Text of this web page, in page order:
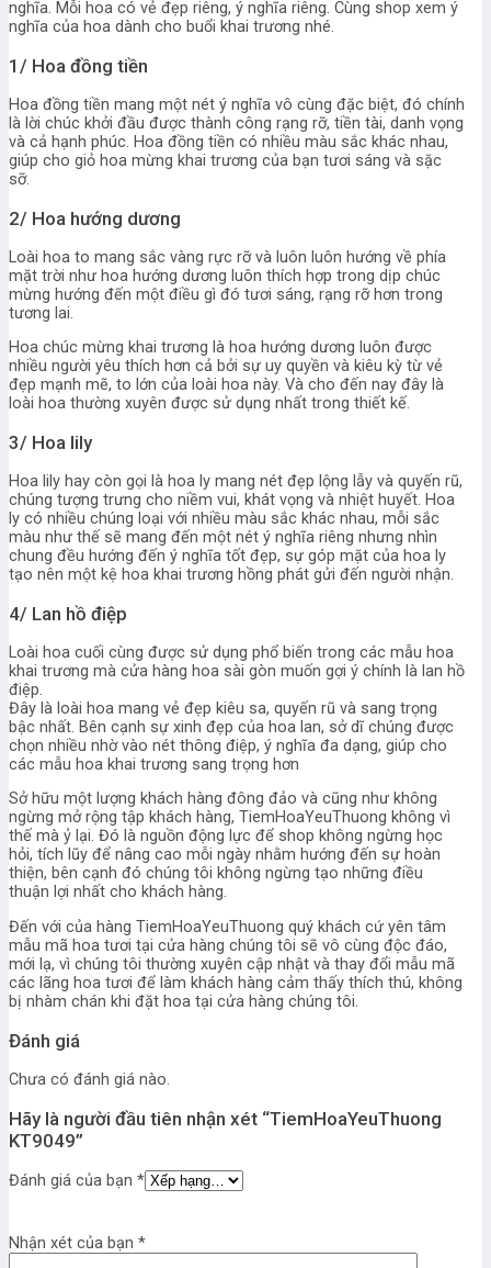
nghĩa. Mỗi hoa có vẻ đẹp riêng, ý nghĩa riêng. Cùng shop xem ý
nghĩa của hoa dành cho buổi khai trương nhé.
1/ Hoa đồng tiền
Hoa đồng tiền mang một nét ý nghĩa vô cùng đặc biệt, đó chính
là lời chúc khởi đầu được thành công rạng rỡ, tiền tài, danh vọng
và cả hạnh phúc. Hoa đồng tiền có nhiều màu sắc khác nhau,
giúp cho giỏ hoa mừng khai trương của bạn tươi sáng và sặc
sỡ.
2/ Hoa hướng dương
Loài hoa to mang sắc vàng rực rỡ và luôn luôn hướng về phía
mặt trời như hoa hướng dương luôn thích hợp trong dịp chúc
mừng hướng đến một điều gì đó tươi sáng, rạng rỡ hơn trong
tương lai.
Hoa chúc mừng khai trương là hoa hướng dương luôn được
nhiều người yêu thích hơn cả bởi sự uy quyền và kiêu kỳ từ vẻ
đẹp mạnh mẽ, to lớn của loài hoa này. Và cho đến nay đây là
loài hoa thường xuyên được sử dụng nhất trong thiết kế.
3/ Hoa lily
Hoa lily hay còn gọi là hoa ly mang nét đẹp lộng lẫy và quyến rũ,
chúng tượng trưng cho niềm vui, khát vọng và nhiệt huyết. Hoa
ly có nhiều chúng loại với nhiều màu sắc khác nhau, mỗi sắc
màu như thế sẽ mang đến một nét ý nghĩa riêng nhưng nhìn
chung đều hướng đến ý nghĩa tốt đẹp, sự góp mặt của hoa ly
tạo nên một kệ hoa khai trương hồng phát gửi đến người nhận.
4/ Lan hồ điệp
Loài hoa cuối cùng được sử dụng phổ biến trong các mẫu hoa
khai trương mà cửa hàng hoa sài gòn muốn gợi ý chính là lan hồ
điệp.
Đây là loài hoa mang vẻ đẹp kiêu sa, quyến rũ và sang trọng
bậc nhất. Bên cạnh sự xinh đẹp của hoa lan, sở dĩ chúng được
chọn nhiều nhờ vào nét thông điệp, ý nghĩa đa dạng, giúp cho
các mẫu hoa khai trương sang trọng hơn
Sở hữu một lượng khách hàng đông đảo và cũng như không
ngừng mở rộng tập khách hàng, TiemHoaYeuThuong không vì
thế mà ỷ lại. Đó là nguồn động lực để shop không ngừng học
hỏi, tích lũy để nâng cao mỗi ngày nhằm hướng đến sự hoàn
thiện, bên cạnh đó chúng tôi không ngừng tạo những điều
thuận lợi nhất cho khách hàng.
Đến với của hàng TiemHoaYeuThuong quý khách cứ yên tâm
mẫu mã hoa tươi tại cửa hàng chúng tôi sẽ vô cùng độc đáo,
mới lạ, vì chúng tôi thường xuyên cập nhật và thay đổi mẫu mã
các lãng hoa tươi để làm khách hàng cảm thấy thích thú, không
bị nhàm chán khi đặt hoa tại cửa hàng chúng tôi.
Đánh giá
Chưa có đánh giá nào.
Hãy là người đầu tiên nhận xét “TiemHoaYeuThuong
KT9049”
Đánh giá của bạn *
Nhận xét của bạn *